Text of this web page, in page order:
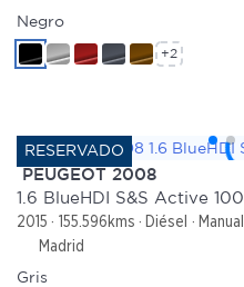
Negro
+2
PEUGEOT 2008
1.6 BlueHDI S&S Active 100
2015 155.596kms Diésel
Manual
Madrid
Gris